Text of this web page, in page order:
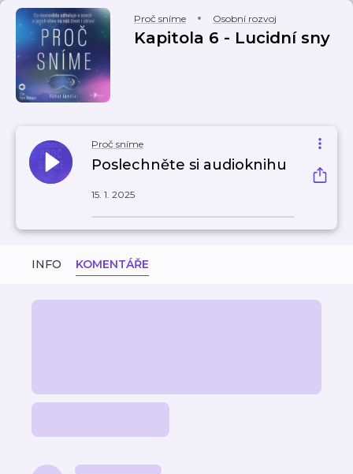
Proč sníme Osobní rozvoj
Kapitola 6 - Lucidní sny
Proč sníme
Poslechněte si audioknihu
15. 1. 2025
INFO KOMENTÁŘE